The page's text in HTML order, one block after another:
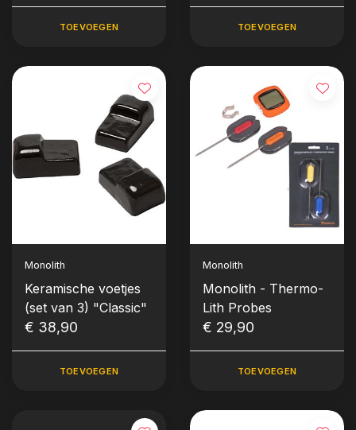
TOEVOEGEN TOEVOEGEN
Monolith
Keramische voetjes
(set van 3) "Classic"
€ 38,90
TOEVOEGEN
Monolith
Monolith - Thermo-
Lith Probes
€ 29,90
TOEVOEGEN